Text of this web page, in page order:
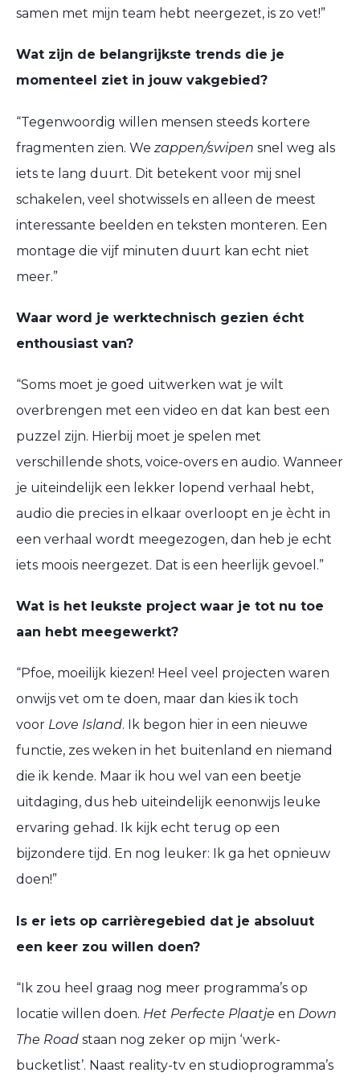
samen met mijn team hebt neergezet, is zo vet!”
Wat zijn de belangrijkste trends die je
momenteel ziet in jouw vakgebied?
“Tegenwoordig willen mensen steeds kortere
fragmenten zien. We zappen/swipen snel weg als
iets te lang duurt. Dit betekent voor mij snel
schakelen, veel shotwissels en alleen de meest
interessante beelden en teksten monteren. Een
montage die vijf minuten duurt kan echt niet
meer.”
Waar word je werktechnisch gezien écht
enthousiast van?
“Soms moet je goed uitwerken wat je wil t
overbrengen met een video en dat kan best een
puzzel zijn. Hierbij moet je spelen met
verschillende shots, voice-overs en audio. Wanneer
je uiteindelijk een lekker lopend verhaal hebt,
audio die precies in elkaar overloopt en je ècht in
een verhaal wordt meegezogen, dan heb je echt
iets moois neergezet. Dat is een heerlijk gevoel.”
Wat is het leukste project waar je tot nu toe
aan hebt meegewerkt?
“Pfoe, moeilijk kiezen! Heel veel projecten waren
onwijs vet om te doen, maar dan kies ik toch
voor Love Island. Ik begon hier in een nieuwe
functie, zes weken in het buitenland en niemand
die ik kende. Maar ik hou wel van een beetje
uitdaging, dus heb uiteindelijk eenonwijs leuke
ervaring gehad. I
k kijk echt terug op een
bijzondere tijd. En nog leuker: Ik ga het opnieuw
doen!”
Is er iets op carrièregebied dat je absoluut
een keer zou willen doen?
“Ik zou heel graag nog meer programma’s op
locatie willen doen. Het Perfecte Plaatje en Down
The Road staan nog zeker op mijn ‘werk-
bucketlist’. Naast reality-tv en studioprogramma’s